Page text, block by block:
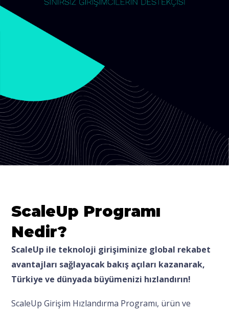
ScaleUp Programı
Nedir?
ScaleUp ile teknoloji girişiminize global rekabet
avantajları sağlayacak bakış açıları kazanarak,
Türkiye ve dünyada büyümenizi hızlandırın!
ScaleUp Girişim Hızlandırma Programı, ürün ve